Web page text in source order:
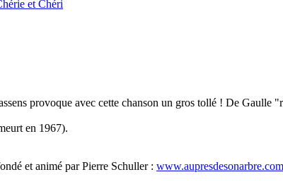
provoque avec cette chanson un gros tollé ! De Gaulle
en 1967).
et animé par Pierre Schuller : www.aupresdesonarbre.com